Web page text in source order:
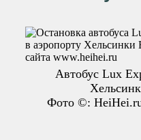
Автобус Lux
Фото ©: